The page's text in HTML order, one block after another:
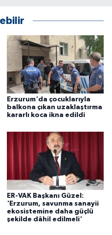
Erzurum'da çocuklarıyla
balkona çıkan uzaklaştırma
kararlı koca ikna edildi
ER-VAK Başkanı Güzel:
'Erzurum, savunma sanayii
ekosistemine daha güçlü
şekilde dâhil edilmeli'